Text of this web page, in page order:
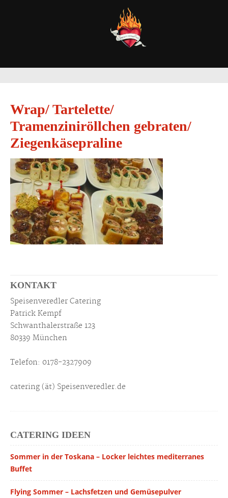
Wrap/ Tartelette/
Tramenziniröllchen gebraten/
Ziegenkäsepraline
KONTAKT
Speisenveredler Catering
Patrick Kempf
Schwanthalerstraße 123
80339 München
Telefon: 0178-2327909
catering (ät) Speisenveredler.de
CATERING IDEEN
Sommer in der Toskana – Locker leichtes mediterranes
Buffet
Flying Sommer – Lachsfetzen und Gemüsepulver